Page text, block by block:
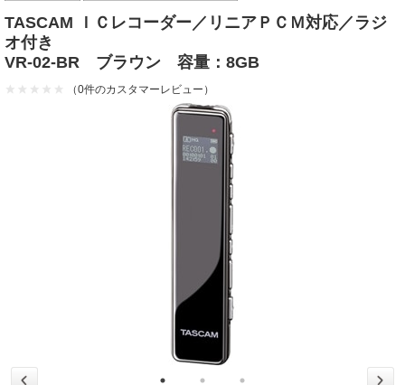
TASCAM ＩＣレコーダー／リニアＰＣＭ対応／ラジ
オ付き
VR-02-BR ブラウン 容量：8GB
（0件のカスタマーレビュー）